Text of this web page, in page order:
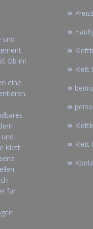
und
Ob im
eine
Klett
für
Klett
Klett